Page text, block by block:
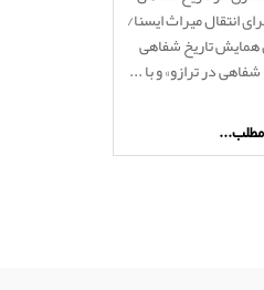
انتقال میراث ایسنا/
تاریخ شفاهی
در ترازو» و با ...